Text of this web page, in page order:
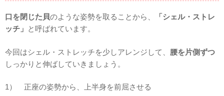
口を閉じた貝のような姿勢を取ることから、
「シェル・ストレ
ッチ」 と呼ばれています。
今回はシェル・ストレッチを少しアレンジして、 腰を片側ずつ
しっかりと伸ばしていきましょう。
1） 正座の姿勢から、上半身を前屈させる